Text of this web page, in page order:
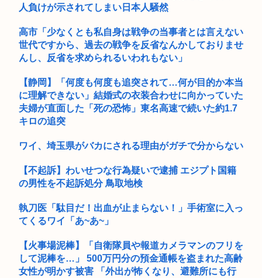
人負けが示されてしまい日本人騒然
高市「少なくとも私自身は戦争の当事者とは言えない
世代ですから、過去の戦争を反省なんかしておりませ
んし、反省を求められるいわれもない」
【静岡】「何度も何度も追突されて…何が目的か本当
に理解できない」結婚式の衣装合わせに向かっていた
夫婦が直面した「死の恐怖」東名高速で続いた約1.7
キロの追突
ワイ、埼玉県がバカにされる理由がガチで分からない
【不起訴】わいせつな行為疑いで逮捕 エジプト国籍
の男性を不起訴処分 鳥取地検
執刀医「駄目だ！出血が止まらない！」手術室に入っ
てくるワイ「あ~あ~」
【火事場泥棒】「自衛隊員や報道カメラマンのフリを
して泥棒を…」 500万円分の預金通帳を盗まれた高齢
女性が明かす被害 「外出が怖くなり、避難所にも行